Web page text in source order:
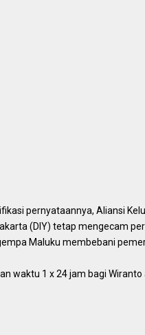
pernyataannya, Aliansi
(DIY) tetap mengecam
Maluku membebani
waktu 1 x 24 jam bagi